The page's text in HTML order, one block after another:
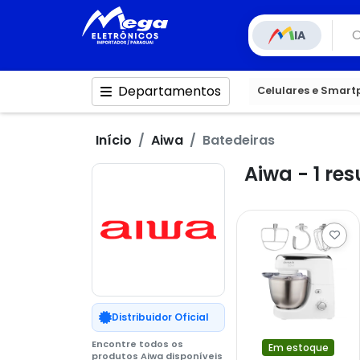
IA
Departamentos Celulares e
Início Aiwa Batedeiras
Distribuidor Oficial
Encontre todos os
produtos Aiwa disponíveis
Aiwa - 1
Em estoque